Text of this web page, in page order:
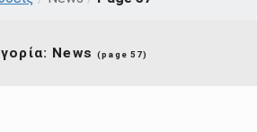
News (page 57)